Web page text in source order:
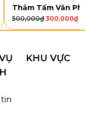
Thảm Tấm Văn
500,000₫ 300,000₫
KHU VỰC